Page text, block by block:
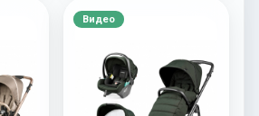
Видео